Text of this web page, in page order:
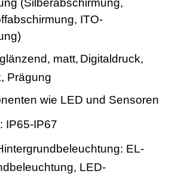
(Silberabschirmung,
ITO-
matt, Digitaldruck,
Prägung
wie LED und Sensoren
IP65-IP67
EL-
LED-